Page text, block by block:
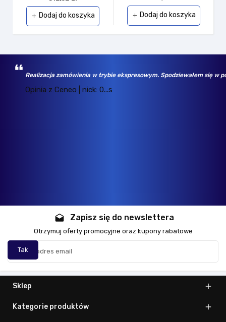
add Dodaj do koszyka add Dodaj do koszyka
Wybrany asortyment, jak np. dyski SSD Samsung - w
Opinia z Ceneo | nick: k...n
drafts Zapisz się do newslettera
Otrzymuj oferty promocyjne oraz kupony rabatowe
Sklep 
Kategorie produktów 